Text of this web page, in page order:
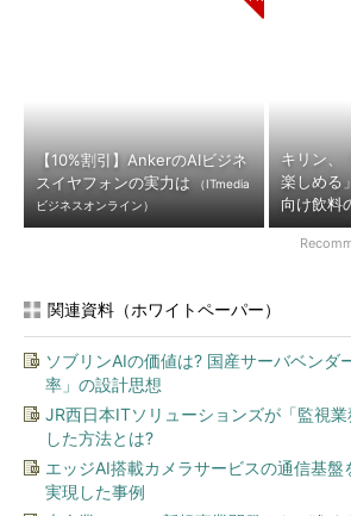
【10%割引】AnkerのAIビジネ
スイヤフォンの実力は
（ITmedia
ビジネスオンライン）
キリン、
楽しめる
向け飲料
関連資料（ホワイトペーパー）
ソブリンAIの価値は? 国産サーバベンダ
率」の設計思想
JR西日本ITソリューションズが「監視
した方法とは?
エッジAI搭載カメラサービスの通信基盤
実現した事例